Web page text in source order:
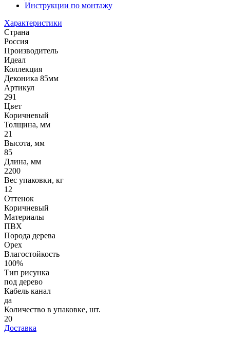
Инструкции по монтажу
Характеристики
Страна
Россия
Производитель
Идеал
Коллекция
Деконика 85мм
Артикул
291
Цвет
Коричневый
Толщина, мм
21
Высота, мм
85
Длина, мм
2200
Вес упаковки, кг
12
Оттенок
Коричневый
Материалы
ПВХ
Порода дерева
Орех
Влагостойкость
100%
Тип рисунка
под дерево
Кабель канал
да
Количество в упаковке, шт.
20
Доставка